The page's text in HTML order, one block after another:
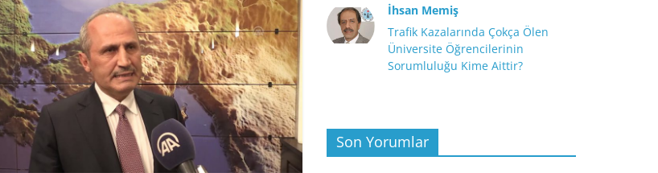
İhsan Memiş
Trafik Kazalarında Çokça Ölen
Üniversite Öğrencilerinin
Sorumluluğu Kime Aittir?
Son Yorumlar